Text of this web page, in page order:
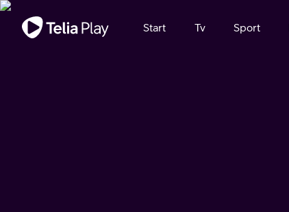
Viktigt meddelande
Start Tv Sport